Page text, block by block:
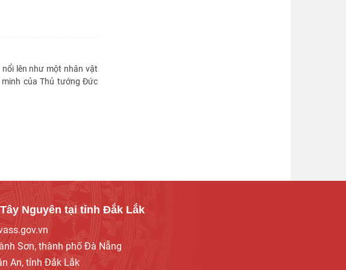
lên như một nhân vật
của Thủ tướng Đức
Nguyên tại tỉnh Đắk Lắk
Sơn, thành phố Đà Nẵng
An, tỉnh Đắk Lắk